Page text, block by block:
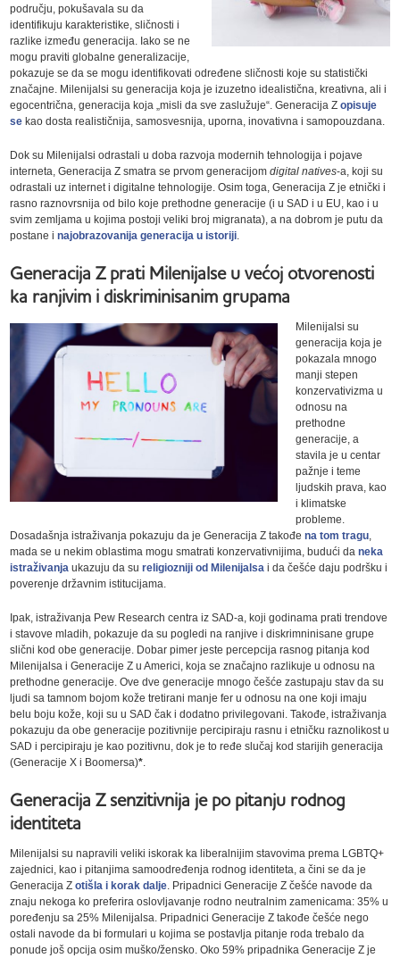
području, pokušavala su da
identifikuju karakteristike, sličnosti i
razlike između generacija. Iako se ne
mogu praviti globalne generalizacije,
pokazuje se da se mogu identifikovati određene sličnosti koje su statistički
značajne. Milenijalsi su generacija koja je izuzetno idealistična, kreativna, ali i
egocentrična, generacija koja „misli da sve zaslužuje“. Generacija Zopisuje
se kao dosta realističnija, samosvesnija, uporna, inovativna i samopouzdana.
Dok su Milenijalsi odrastali u doba razvoja modernih tehnologija i pojave
interneta, Generacija Z smatra se prvom generacijomdigital natives-a, koji su
odrastali uz internet i digitalne tehnologije. Osim toga, Generacija Z je etnički i
rasno raznovrsnija od bilo koje prethodne generacije (i u SAD i u EU, kao i u
svim zemljama u kojima postoji veliki broj migranata), a na dobrom je putu da
postane inajobrazovanija generacija u istoriji
Generacija Z prati Milenijalse u većoj otvorenosti
ka ranjivim i diskriminisanim grupama
Milenijalsi su
generacija koja je
pokazala mnogo
manji stepen
konzervativizma u
odnosu na
prethodne
generacije, a
stavila je u centar
pažnje i teme
ljudskih prava, kao
i klimatske
probleme.
Dosadašnja istraživanja pokazuju da je Generacija Z takođena tom tragu
mada se u nekim oblastima mogu smatrati konzervativnijima, budući daneka
istraživanja ukazuju da sureligiozniji od Milenijalsa i da češće daju podršku i
poverenje državnim istitucijama.
Ipak, istraživanja Pew Research centra iz SAD-a, koji godinama prati trendove
i stavove mladih, pokazuje da su pogledi na ranjive i diskrimninisane grupe
slični kod obe generacije. Dobar pimer jeste percepcija rasnog pitanja kod
Milenijalsa i Generacije Z u Americi, koja se značajno razlikuje u odnosu na
prethodne generacije. Ove dve generacije mnogo češće zastupaju stav da su
ljudi sa tamnom bojom kože tretirani manje fer u odnosu na one koji imaju
belu boju kože, koji su u SAD čak i dodatno privilegovani. Takođe, istraživanja
pokazuju da obe generacije pozitivnije percipiraju rasnu i etničku raznolikost u
SAD i percipiraju je kao pozitivnu, dok je to ređe slučaj kod starijih generacija
(Generacije X i Boomersa)*
Generacija Z senzitivnija je po pitanju rodnog
identiteta
Milenijalsi su napravili veliki iskorak ka liberalnijim stavovima prema LGBTQ+
zajednici, kao i pitanjima samoodređenja rodnog identiteta, a čini se da je
Generacija Zotišla i korak dalje . Pripadnici Generacije Z češće navode da
znaju nekoga ko preferira oslovljavanje rodno neutralnim zamenicama: 35% u
poređenju sa 25% Milenijalsa. Pripadnici Generacije Z takođe češće nego
ostali navode da bi formulari u kojima se postavlja pitanje roda trebalo da
ponude još opcija osim muško/žensko. Oko 59% pripadnika Generacije Z je